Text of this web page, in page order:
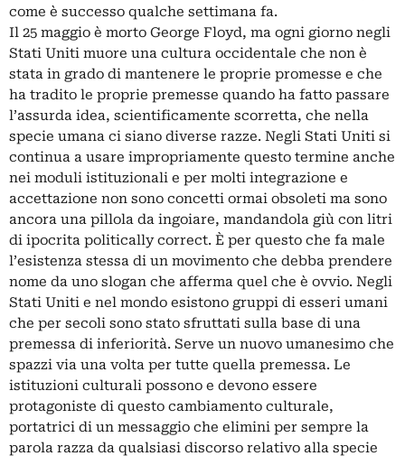
come è successo qualche settimana fa.
Il 25 maggio è morto George Floyd, ma ogni giorno negli
Stati Uniti muore una cultura occidentale che non è
stata in grado di mantenere le proprie promesse e che
ha tradito le proprie premesse quando ha fatto passare
l’assurda idea, scientificamente scorretta, che nella
specie umana ci siano diverse razze. Negli Stati Uniti si
continua a usare impropriamente questo termine anche
nei moduli istituzionali e per molti integrazione e
accettazione non sono concetti ormai obsoleti ma sono
ancora una pillola da ingoiare, mandandola giù con litri
di ipocrita politically correct. È per questo che fa male
l’esistenza stessa di un movimento che debba prendere
nome da uno slogan che afferma quel che è ovvio. Negli
Stati Uniti e nel mondo esistono gruppi di esseri umani
che per secoli sono stato sfruttati sulla base di una
premessa di inferiorità. Serve un nuovo umanesimo che
spazzi via una volta per tutte quella premessa. Le
istituzioni culturali possono e devono essere
protagoniste di questo cambiamento culturale,
portatrici di un messaggio che elimini per sempre la
parola razza da qualsiasi discorso relativo alla specie